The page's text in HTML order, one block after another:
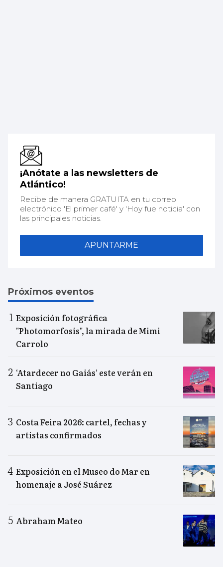
¡Anótate a las newsletters de
Atlántico!
Recibe de manera GRATUITA en tu correo
electrónico 'El primer café' y 'Hoy fue noticia' con
las principales noticias.
APUNTARME
Próximos eventos
Exposición fotográfica
"Photomorfosis", la mirada de Mimi
Carrolo
‘Atardecer no Gaiás’ este verán en
Santiago
Costa Feira 2026: cartel, fechas y
artistas confirmados
Exposición en el Museo do Mar en
homenaje a José Suárez
Abraham Mateo